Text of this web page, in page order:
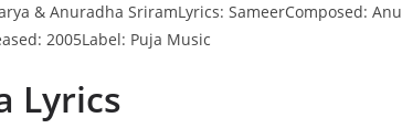
& Anuradha SriramLyrics: SameerComposed: Anu
2005Label: Puja Music
Lyrics